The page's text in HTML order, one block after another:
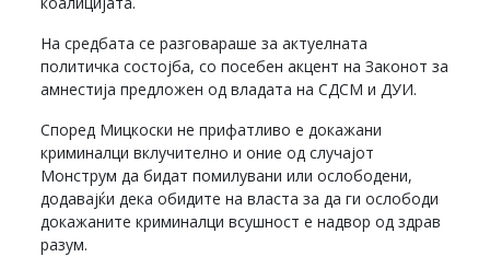
На средбата се разговараше за актуелната
политичка состојба, со посебен акцент на Законот за
амнестија предложен од владата на СДСМ и ДУИ.
Според Мицкоски не прифатливо е докажани
криминалци вклучително и оние од случајот
Монструм да бидат помилувани или ослободени,
додавајќи дека обидите на власта за да ги ослободи
докажаните криминалци всушност е надвор од здрав
разум.